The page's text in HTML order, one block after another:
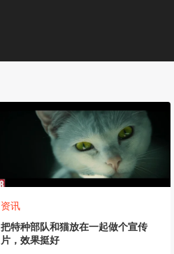
资讯
把特种部队和猫放在一起做个宣传
片，效果挺好